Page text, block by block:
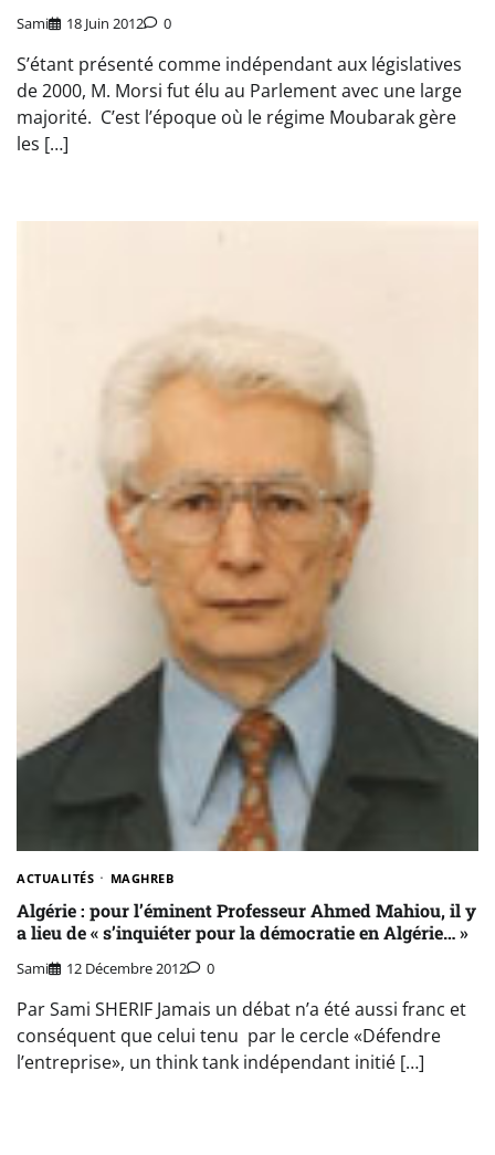
Sami 18 Juin 2012 0
S’étant présenté comme indépendant aux législatives
de 2000, M. Morsi fut élu au Parlement avec une large
majorité. C’est l’époque où le régime Moubarak gère
les […]
ACTUALITÉS MAGHREB
Algérie : pour l’éminent Professeur Ahmed Mahiou, il y
a lieu de « s’inquiéter pour la démocratie en Algérie… »
Sami 12 Décembre 2012 0
Par Sami SHERIF Jamais un débat n’a été aussi franc et
conséquent que celui tenu par le cercle «Défendre
l’entreprise», un think tank indépendant initié […]